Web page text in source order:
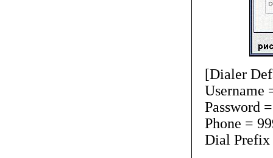
[Dialer
Username
Password
Phone =
Dial Prefix